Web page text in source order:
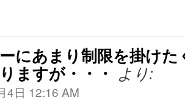
にあまり制限を掛け
ますが・・・
より:
4日 12:16 AM